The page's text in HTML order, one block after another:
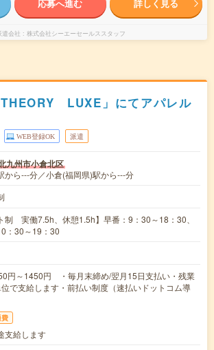
応募へ進む 詳しく見る
遣会社 株式会社シーエーセールススタッフ
LUXE」にてアパレル
WEB登録OK 派遣
九州市小倉北区
から---分／小倉(福岡県)駅から---分
制 実働7.5h、休憩1.5h】早番：9：30～18：30、
：30～19：30
円～1450円 ・毎月末締め/翌月15日支払い・残業
で支給します・前払い制度（速払いドットコム導
支給します